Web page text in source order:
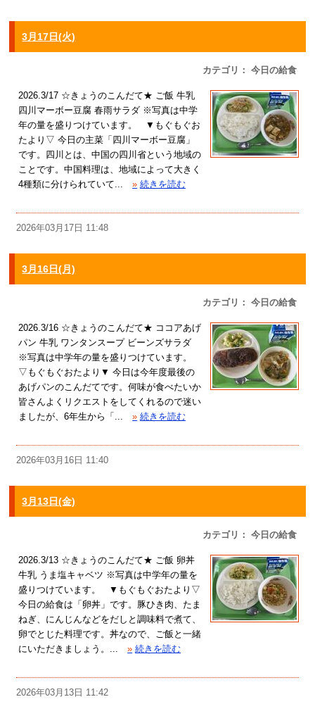
3月17日(火)
カテゴリ： 今日の給食
2026.3/17 ☆きょうのこんだて★ ご飯 牛乳
四川マーボー豆腐 春雨サラダ ※写真は中学
年の量を盛りつけています。 ▼もぐもぐお
たより▽ 今日の主菜「四川マーボー豆腐」
です。四川とは、中国の四川省という地域の
ことです。中国料理は、地域によって大きく
4種類に分けられていて...
» 続きを読む
2026年03月17日 11:48
3月16日(月)
カテゴリ： 今日の給食
2026.3/16 ☆きょうのこんだて★ ココアあげ
パン 牛乳 ワンタンスープ ビーンズサラダ
※写真は中学年の量を盛りつけています。
▽もぐもぐおたより▼ 今日は今年度最後の
あげパンのこんだてです。何味が食べたいか
皆さんよくリクエストをしてくれるので迷い
ましたが、6年生から「...
» 続きを読む
2026年03月16日 11:40
3月13日(金)
カテゴリ： 今日の給食
2026.3/13 ☆きょうのこんだて★ ご飯 卵丼
牛乳 うま塩キャベツ ※写真は中学年の量を
盛りつけています。 ▼もぐもぐおたより▽
今日の給食は「卵丼」です。豚ひき肉、たま
ねぎ、にんじんなどをだしと調味料で煮て、
卵でとじた料理です。丼なので、ご飯と一緒
にいただきましょう。...
» 続きを読む
2026年03月13日 11:42